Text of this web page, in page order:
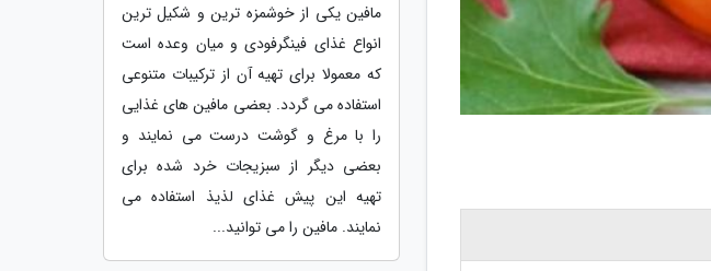
مافین یکی از خوشمزه ترین و شکیل ترین
انواع غذای فینگرفودی و میان وعده است
که معمولا برای تهیه آن از ترکیبات متنوعی
استفاده می گردد. بعضی مافین های غذایی
را با مرغ و گوشت درست می نمایند و
بعضی دیگر از سبزیجات خرد شده برای
تهیه این پیش غذای لذیذ استفاده می
نمایند. مافین را می توانید...